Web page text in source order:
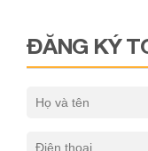
ĐĂNG KÝ